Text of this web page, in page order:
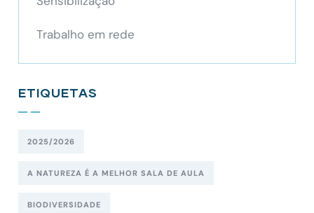
Trabalho em rede
ETIQUETAS
2025/2026
A NATUREZA É A MELHOR SALA DE AULA
BIODIVERSIDADE